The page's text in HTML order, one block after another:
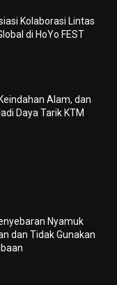
Kolaborasi Lintas
di HoYo FEST
Alam, dan
Daya Tarik KTM
Nyamuk
dan Tidak Gunakan